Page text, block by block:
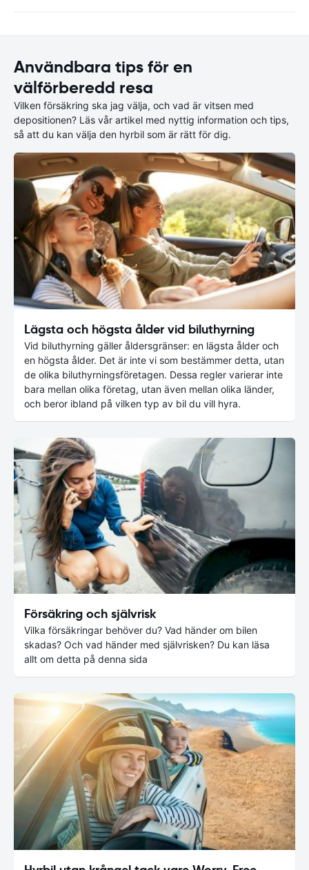
Användbara tips för en
välförberedd resa
Vilken försäkring ska jag välja, och vad är vitsen med
depositionen? Läs vår artikel med nyttig information och tips,
så att du kan välja den hyrbil som är rätt för dig.
Lägsta och högsta ålder vid biluthyrning
Vid biluthyrning gäller åldersgränser: en lägsta ålder och
en högsta ålder. Det är inte vi som bestämmer detta, utan
de olika biluthyrningsföretagen. Dessa regler varierar inte
bara mellan olika företag, utan även mellan olika länder,
och beror ibland på vilken typ av bil du vill hyra.
Försäkring och självrisk
Vilka försäkringar behöver du? Vad händer om bilen
skadas? Och vad händer med självrisken? Du kan läsa
allt om detta på denna sida